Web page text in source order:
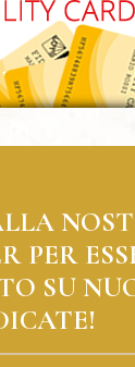
PER
SU